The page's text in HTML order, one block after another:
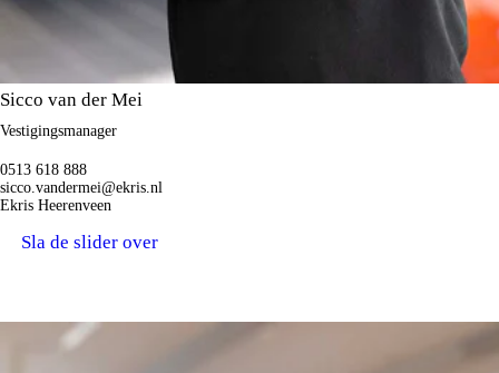
Sicco van der Mei
Vestigingsmanager
0513 618 888
sicco.vandermei@ekris.nl
Ekris Heerenveen
VRIENDELIJK ONTHAAL.
Sla de slider over